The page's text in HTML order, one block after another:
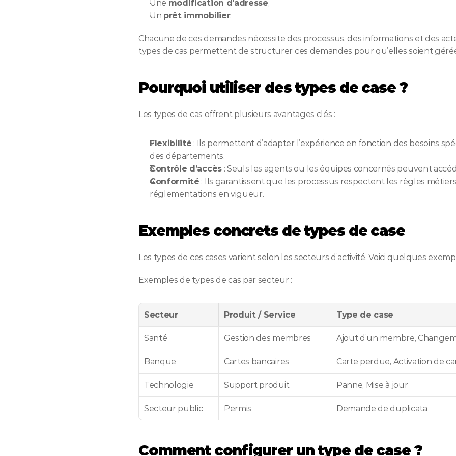
Une modification d’adresse,
Un prêt immobilier.
Chacune de ces demandes nécessite des processus, des informations et des
types de cas permettent de structurer ces demandes pour qu’elles soient
Pourquoi utiliser des types de case ?
Les types de cas offrent plusieurs avantages clés :
Flexibilité : Ils permettent d’adapter l’expérience en fonction des besoins
des départements.
Contrôle d’accès : Seuls les agents ou les équipes concernés peuvent
Conformité : Ils garantissent que les processus respectent les règles
réglementations en vigueur.
Exemples concrets de types de case
Les types de ces cases varient selon les secteurs d’activité. Voici quelques
Exemples de types de cas par secteur :
Secteur Produit / Service Type de case
Santé Gestion des membres Ajout d’un membre,
Banque Cartes bancaires Carte perdue, Activation de
Technologie Support produit Panne, Mise à jour
Secteur public Permis Demande de duplicata
Comment configurer un type de case ?